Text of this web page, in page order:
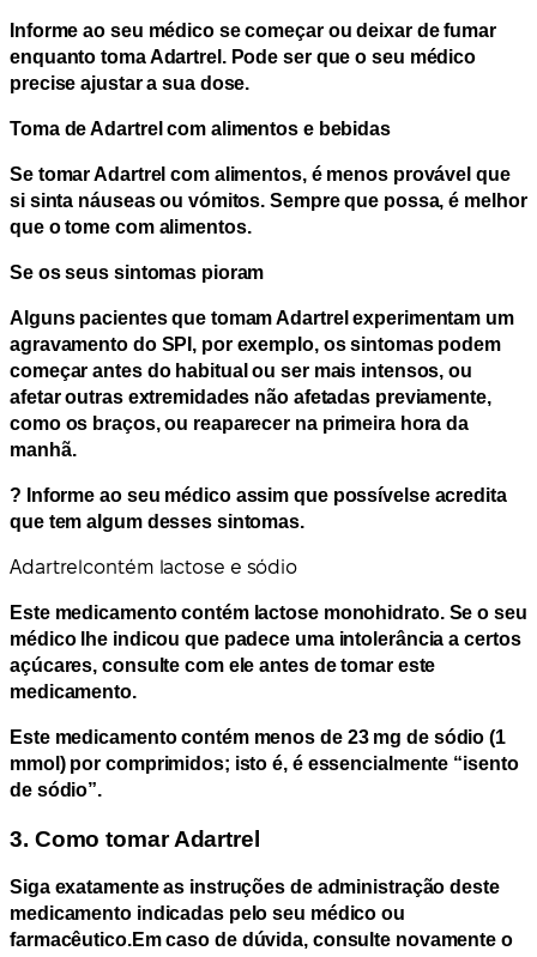
Informe ao seu médico se começar ou deixar de fumar
enquanto toma Adartrel. Pode ser que o seu médico
precise ajustar a sua dose.
Toma de Adartrel com alimentos e bebidas
Se tomar Adartrel com alimentos, é menos provável que
si sinta náuseas ou vómitos. Sempre que possa, é melhor
que o tome com alimentos.
Se os seus sintomas pioram
Alguns pacientes que tomam Adartrel experimentam um
agravamento do SPI, por exemplo, os sintomas podem
começar antes do habitual ou ser mais intensos, ou
afetar outras extremidades não afetadas previamente,
como os braços, ou reaparecer na primeira hora da
manhã.
? Informe ao seu médico assim que possível se acredita
que tem algum desses sintomas.
Adartrelcontém lactose e sódio
Este medicamento contém lactose monohidrato. Se o seu
médico lhe indicou que padece uma intolerância a certos
açúcares, consulte com ele antes de tomar este
medicamento.
Este medicamento contém menos de 23 mg de sódio (1
mmol) por comprimidos; isto é, é essencialmente “isento
de sódio”.
3. Como tomar Adartrel
Siga exatamente as instruções de administração deste
medicamento indicadas pelo seu médico ou
farmacêutico.Em caso de dúvida, consulte novamente o